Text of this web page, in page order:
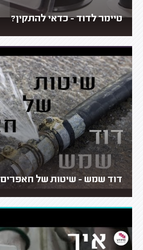
טיימר לדוד - כדאי להתקין?
דוד שמש - שיטות של חאפרים